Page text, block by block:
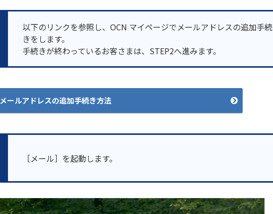
以下のリンクを参照し、OCN マイページでメールアドレスの追加手続
きをします。
手続きが終わっているお客さまは、STEP2へ進みます。
メールアドレスの追加手続き方法
［メール］を起動します。